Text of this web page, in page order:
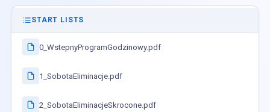
START LISTS
0_WstepnyProgramGodzinowy.pdf
1_SobotaEliminacje.pdf
2_SobotaEliminacjeSkrocone.pdf